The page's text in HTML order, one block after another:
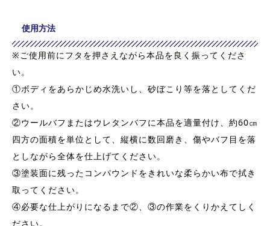
使用方法
※ご使用前にフタを押さえながら本品を良く振ってくださ
い。
①ボディをあらかじめ水洗いし、砂ぼこり等を落としてくだ
さい。
②ウールバフまたはウレタンバフに本品を適量付け、約60㎝
四方の面積を単位として、縦横に数回磨き、傷やバフ目を落
としながら全体を仕上げてください。
③塗装面に残ったコンパウンドをきれいな柔らかい布で拭き
取ってください。
④必要な仕上がりになるまで②、③の作業をくりかえてしく
ださい。